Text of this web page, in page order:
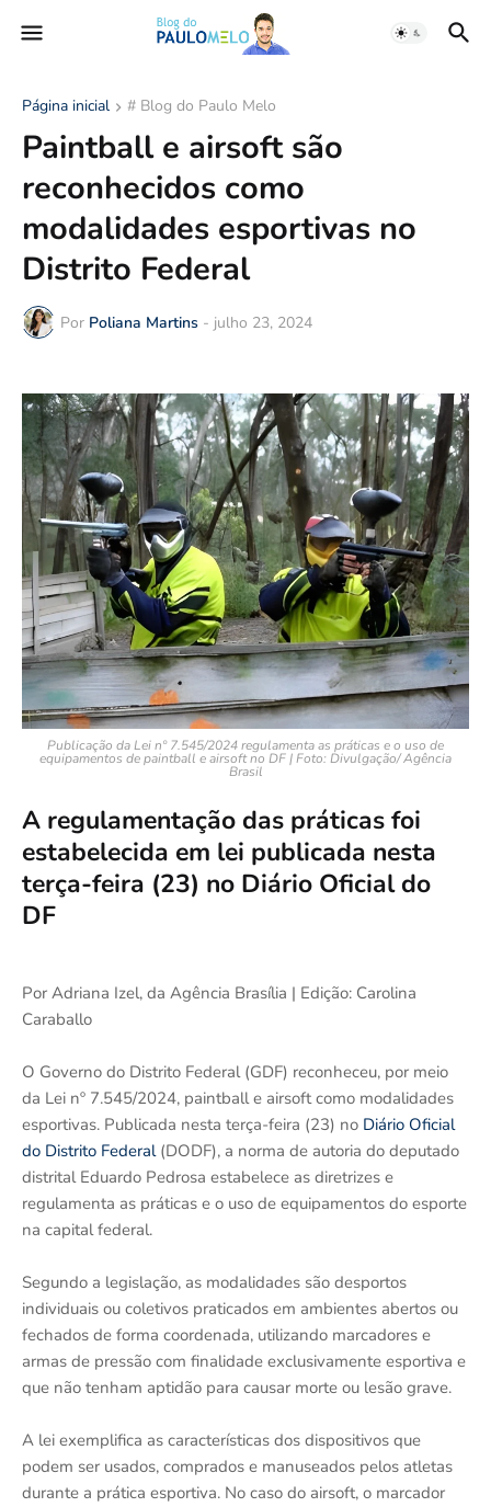
Página inicial # Blog do Paulo Melo
Paintball e airsoft são
reconhecidos como
modalidades esportivas no
Distrito Federal
Por Poliana Martins - julho 23, 2024
Publicação da Lei nº 7.545/2024 regulamenta as práticas e o uso de
equipamentos de paintball e airsoft no DF | Foto: Divulgação/ Agência
Brasil
A regulamentação das práticas foi
estabelecida em lei publicada nesta
terça-feira (23) no Diário Oficial do
DF
Por Adriana Izel, da Agência Brasília | Edição: Carolina
Caraballo
O Governo do Distrito Federal (GDF) reconheceu, por meio
da Lei nº 7.545/2024, paintball e airsoft como modalidades
esportivas. Publicada nesta terça-feira (23) no Diário Oficial
do Distrito Federal(DODF), a norma de autoria do deputado
distrital Eduardo Pedrosa estabelece as diretrizes e
regulamenta as práticas e o uso de equipamentos do esporte
na capital federal.
Segundo a legislação, as modalidades são desportos
individuais ou coletivos praticados em ambientes abertos ou
fechados de forma coordenada, utilizando marcadores e
armas de pressão com finalidade exclusivamente esportiva e
que não tenham aptidão para causar morte ou lesão grave.
A lei exemplifica as características dos dispositivos que
podem ser usados, comprados e manuseados pelos atletas
durante a prática esportiva. No caso do airsoft, o marcador